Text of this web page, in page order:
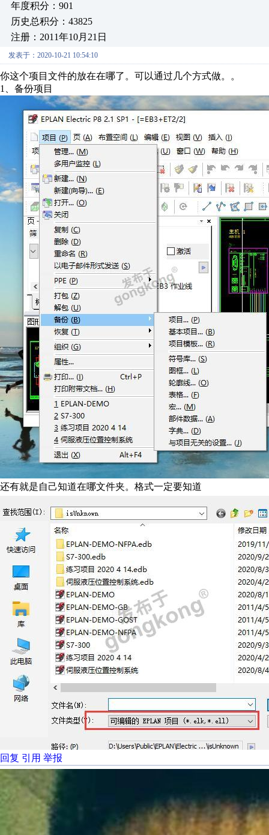
年度积分：901
历史总积分：43825
注册：2011年10月21日
发表于：2020-10-21 10:54:10
你这个项目文件的放在在哪了。可以通过几个方式做。。
1、备份项目
还有就是自己知道在哪文件夹。格式一定要知道
回复 引用 举报